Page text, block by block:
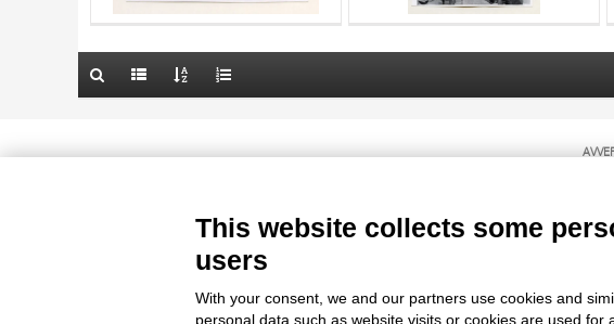
DATE
20 RESULTS
Le immagini e le foto presenti in questo sito sono soggette alle norme sul diritto
This website collects some
users
With your consent, we and our partners use cookies and
personal data such as website visits or cookies are used